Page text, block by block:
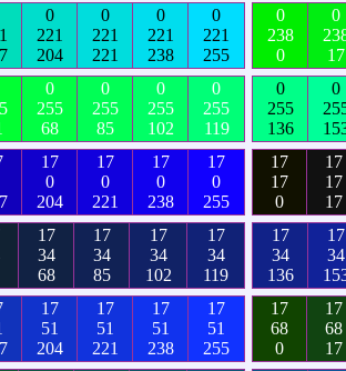
0
221
204
0
221
221
0
221
238
0
221
255
0
238
0
0
17
0
255
68
0
255
85
0
255
102
0
255
119
0
255
136
0
17
0
204
17
0
221
17
0
238
17
0
255
17
17
0
17
17
17
17
34
68
17
34
85
17
34
102
17
34
119
17
34
136
17
34
17
51
204
17
51
221
17
51
238
17
51
255
17
68
0
17
68
17